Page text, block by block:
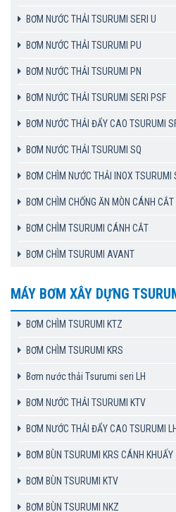
BƠM NƯỚC THẢI TSURUMI SERI U
BƠM NƯỚC THẢI TSURUMI PU
BƠM NƯỚC THẢI TSURUMI PN
BƠM NƯỚC THẢI TSURUMI SERI PSF
BƠM NƯỚC THẢI ĐẨY CAO TSURUMI
BƠM NƯỚC THẢI TSURUMI SQ
BƠM CHÌM NƯỚC THẢI INOX TSURUMI
BƠM CHÌM CHỐNG ĂN MÒN CÁNH CẮT
BƠM CHÌM TSURUMI CÁNH CẮT
BƠM CHÌM TSURUMI AVANT
MÁY BƠM XÂY DỰNG
BƠM CHÌM TSURUMI KTZ
BƠM CHÌM TSURUMI KRS
Bơm nước thải Tsurumi seri LH
BƠM NƯỚC THẢI TSURUMI KTV
BƠM NƯỚC THẢI ĐẨY CAO TSURUMI
BƠM BÙN TSURUMI KRS CÁNH KHUẤY
BƠM BÙN TSURUMI KTV
BƠM BÙN TSURUMI NKZ